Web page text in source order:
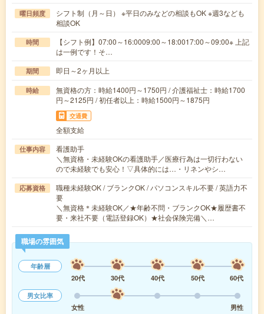
曜日頻度
シフト制（月～日） ※平日のみなどの相談もOK ※週3なども
相談OK
時間
【シフト例】07:00～16:0009:00～18:0017:00～09:00※ 上記
は一例です！そ…
期間 即日～2ヶ月以上
時給
無資格の方：時給1400円～1750円 / 介護福祉士：時給1700
円～2125円 / 初任者以上：時給1500円～1875円
交通費
全額支給
仕事内容
看護助手
＼無資格・未経験OKの看護助手／医療行為は一切行わない
ので未経験でも安心！▽具体的には…・リネンやシ…
応募資格
職種未経験OK / ブランクOK / パソコンスキル不要 / 英語力不
要
＼無資格＊未経験OK／★年齢不問・ブランクOK★履歴書不
要・来社不要（電話登録OK）★社会保険完備＼…
職場の雰囲気
年齢層
20代
30代 40代 50代
60代
男女比率
女性
男性